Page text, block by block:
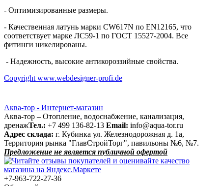
- Оптимизированные размеры.
- Качественная латунь марки CW617N по EN12165, что
соответствует марке ЛС59-1 по ГОСТ 15527-2004. Все
фитинги никелированы.
- Надежность, высокие антикороззийные свойства.
Copyright www.webdesigner-profi.de
Аква-тор - Интернет-магазин
Аква-тор – Отопление, водоснабжение, канализация,
дренажТел.: +7 499 136-82-13 Email: info@aqua-tor.ru
Адрес склада: г. Кубинка ул. Железнодорожная д. 1а,
Территория рынка "ГлавСтройТорг", павильоны №6, №7.
Предложение не является публичной офертой
+7-963-722-27-36